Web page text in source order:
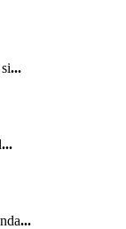
...
...
...